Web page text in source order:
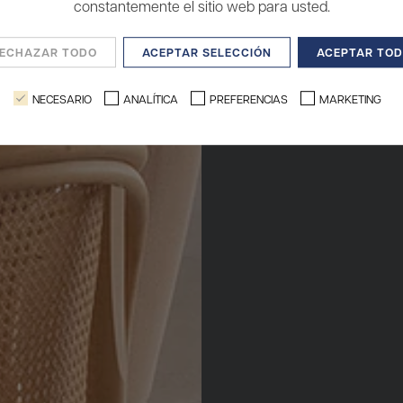
constantemente el sitio web para usted.
TODO ACEPTAR SELECCIÓN ACEPTAR
NECESARIO ANALÍTICA PREFERENCIAS MARKETING